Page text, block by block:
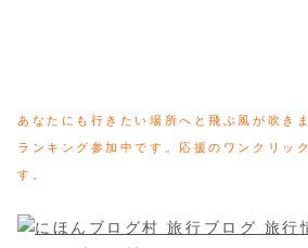
あなたにも行きたい場所へと飛ぶ風が吹き
ランキング参加中です。応援のワンクリッ
す。